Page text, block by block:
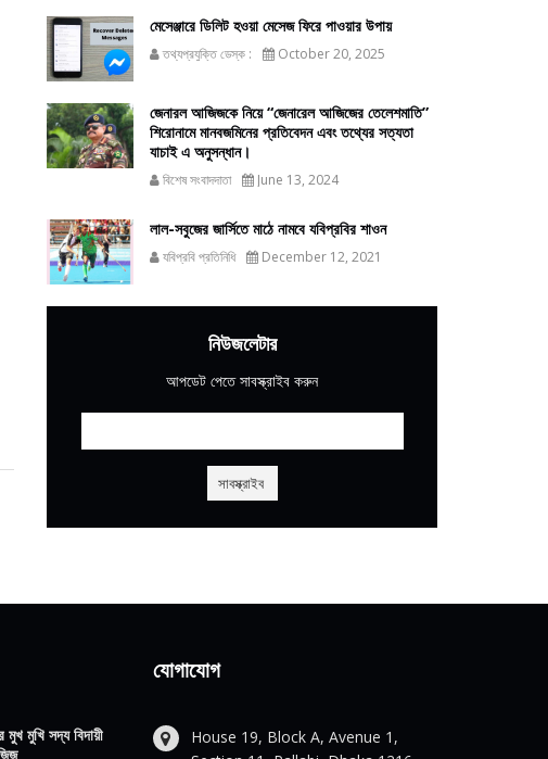
মেসেঞ্জারে ডিলিট হওয়া মেসেজ ফিরে পাওয়ার উপায়
তথ্যপ্রযুক্তি ডেস্ক : October 20, 2025
জেনারল আজিজকে নিয়ে “জেনারেল আজিজের তেলেশমাতি”
শিরোনামে মানবজমিনের প্রতিবেদন এবং তথ্যের সত্যতা
যাচাই এ অনুসন্ধান।
বিশেষ সংবাদদাতা June 13, 2024
লাল-সবুজের জার্সিতে মাঠে নামবে যবিপ্রবির শাওন
যবিপ্রবি প্রতিনিধি December 12, 2021
নিউজলেটার
আপডেট পেতে সাবস্ক্রাইব করুন
মুখ মুখি সদ্য বিদায়ী
যোগাযোগ
House 19, Block A, Avenue 1,